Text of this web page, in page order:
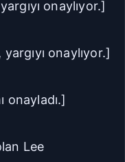
onaylıyor.]
, yargıyı onaylıyor.]
onayladı.]
Lee